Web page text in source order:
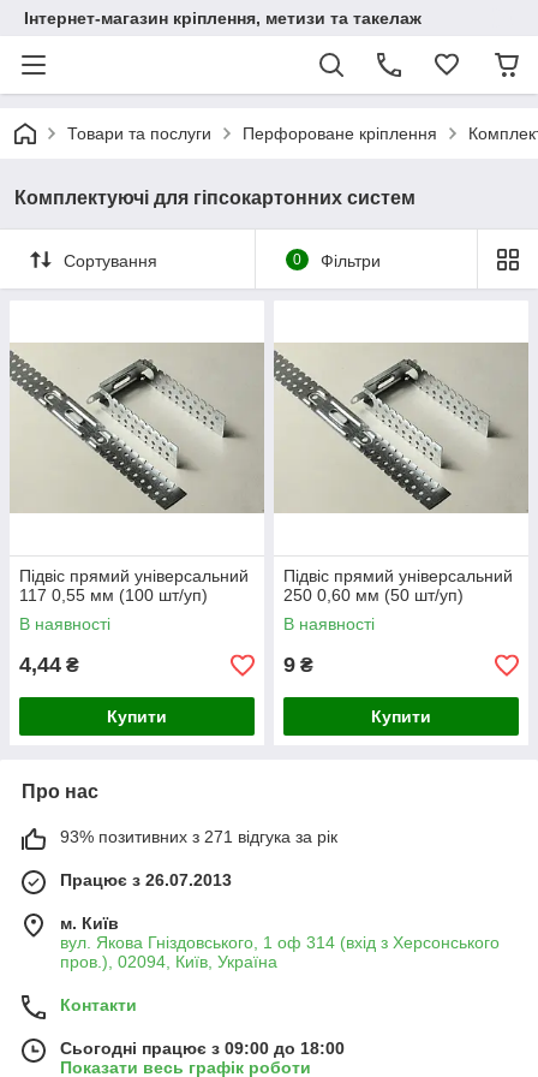
Інтернет-магазин кріплення, метизи та такелаж
Товари та послуги Перфороване кріплення
Комплектуючі для гіпсокартонних систем
Сортування 0 Фільтри
Підвіс прямий універсальний
117 0,55 мм (100 шт/уп)
В наявності
4,44 ₴
Купити
Підвіс прямий універсальний
250 0,60 мм (50 шт/уп)
В наявності
9 ₴
Купити
Про нас
93% позитивних з 271 відгука за рік
Працює з 26.07.2013
м. Київ
вул. Якова Гніздовського, 1 оф 314 (вхід з Херсонського
пров.), 02094, Київ, Україна
Контакти
Сьогодні працює з 09:00 до 18:00
Показати весь графік роботи